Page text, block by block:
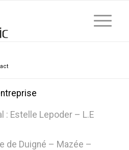
: Estelle Lepoder – L.E
de Duigné – Mazée –